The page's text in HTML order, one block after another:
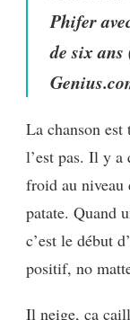
Phifer
de six ans
La chanson est
l’est pas. Il y a
froid au niveau
patate. Quand
c’est le début
positif, no
Il neige, ça